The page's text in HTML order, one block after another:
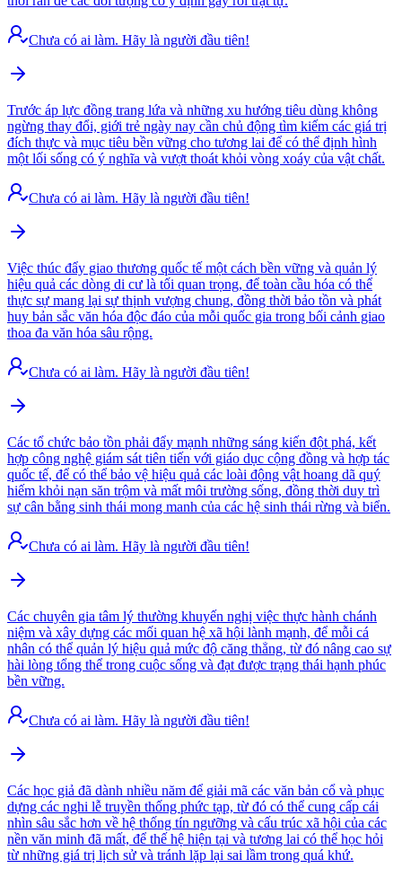
Chưa có ai làm. Hãy là người đầu tiên!
Trước áp lực đồng trang lứa và những xu hướng tiêu dùng không
ngừng thay đổi, giới trẻ ngày nay cần chủ động tìm kiếm các giá trị
đích thực và mục tiêu bền vững cho tương lai để có thể định hình
một lối sống có ý nghĩa và vượt thoát khỏi vòng xoáy của vật chất.
Chưa có ai làm. Hãy là người đầu tiên!
Việc thúc đẩy giao thương quốc tế một cách bền vững và quản lý
hiệu quả các dòng di cư là tối quan trọng, để toàn cầu hóa có thể
thực sự mang lại sự thịnh vượng chung, đồng thời bảo tồn và phát
huy bản sắc văn hóa độc đáo của mỗi quốc gia trong bối cảnh giao
thoa đa văn hóa sâu rộng.
Chưa có ai làm. Hãy là người đầu tiên!
Các tổ chức bảo tồn phải đẩy mạnh những sáng kiến đột phá, kết
hợp công nghệ giám sát tiên tiến với giáo dục cộng đồng và hợp tác
quốc tế, để có thể bảo vệ hiệu quả các loài động vật hoang dã quý
hiếm khỏi nạn săn trộm và mất môi trường sống, đồng thời duy trì
sự cân bằng sinh thái mong manh của các hệ sinh thái rừng và biển.
Chưa có ai làm. Hãy là người đầu tiên!
Các chuyên gia tâm lý thường khuyến nghị việc thực hành chánh
niệm và xây dựng các mối quan hệ xã hội lành mạnh, để mỗi cá
nhân có thể quản lý hiệu quả mức độ căng thẳng, từ đó nâng cao sự
hài lòng tổng thể trong cuộc sống và đạt được trạng thái hạnh phúc
bền vững.
Chưa có ai làm. Hãy là người đầu tiên!
Các học giả đã dành nhiều năm để giải mã các văn bản cổ và phục
dựng các nghi lễ truyền thống phức tạp, từ đó có thể cung cấp cái
nhìn sâu sắc hơn về hệ thống tín ngưỡng và cấu trúc xã hội của các
nền văn minh đã mất, để thế hệ hiện tại và tương lai có thể học hỏi
từ những giá trị lịch sử và tránh lặp lại sai lầm trong quá khứ.